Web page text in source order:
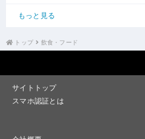
もっと見る
トップ 飲食・フード
サイトトップ
スマホ認証とは